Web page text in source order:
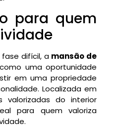
para quem
difícil, a mansão de
uma oportunidade
em uma propriedade
Localizada em
valorizadas do interior
para quem valoriza